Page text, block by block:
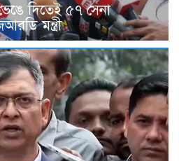
দিতেই ৫৭ সেনা
মন্ত্রী